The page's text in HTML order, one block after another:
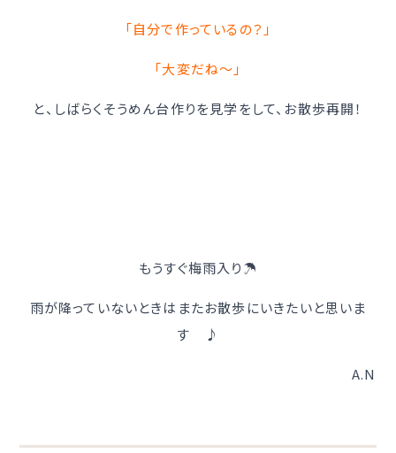
「自分で作っているの？」
「大変だね～」
と、しばらくそうめん台作りを見学をして、お散歩再開！
もうすぐ梅雨入り☂
雨が降っていないときはまたお散歩にいきたいと思いま
す ♪
A.N